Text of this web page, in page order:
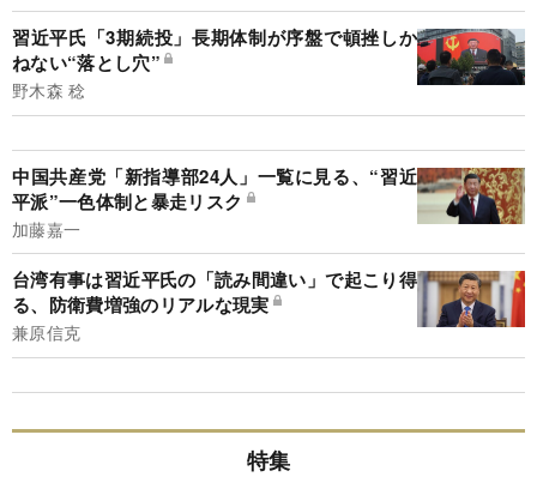
習近平氏「3期続投」長期体制が序盤で頓挫しか
ねない“落とし穴”
野木森 稔
中国共産党「新指導部24人」一覧に見る、“習近
平派”一色体制と暴走リスク
加藤嘉一
台湾有事は習近平氏の「読み間違い」で起こり得
る、防衛費増強のリアルな現実
兼原信克
特集